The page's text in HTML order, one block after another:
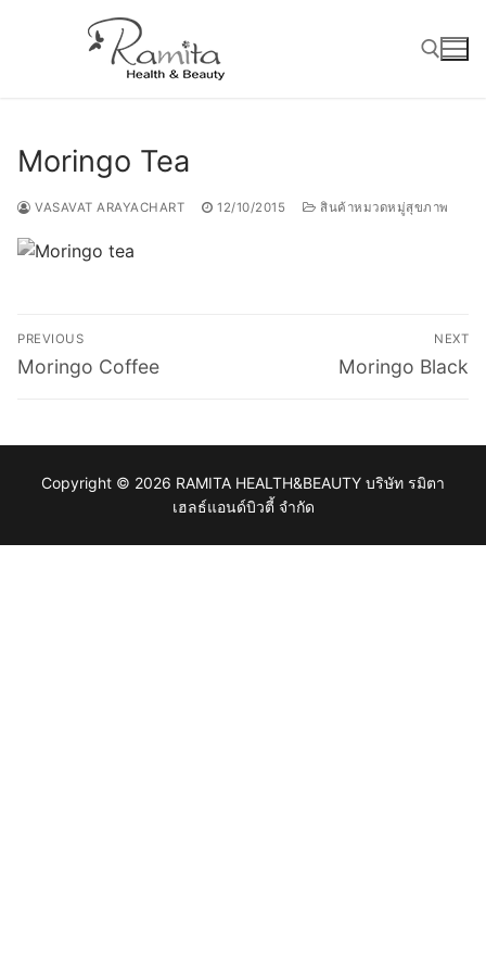
Moringo Tea
VASAVAT ARAYACHART 12/10/2015 สินค้าหมวดหมู่สุขภาพ
Post
navigation
PREVIOUS
Previous
Moringo Coffee
NEXT
Next
Moringo Black
Copyright © 2026 RAMITA HEALTH&BEAUTY บริษัท รมิตา
เฮลธ์แอนด์บิวตี้ จำกัด